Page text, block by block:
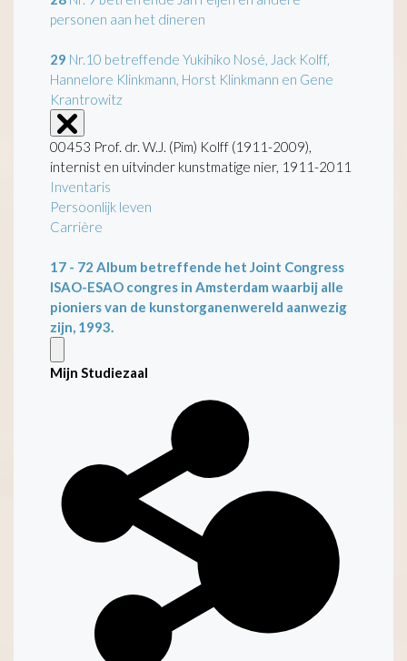
personen aan het dineren
29 Nr.10 betreffende Yukihiko Nosé, Jack Kolff,
Hannelore Klinkmann, Horst Klinkmann en Gene
Krantrowitz
00453 Prof. dr. W.J. (Pim) Kolff (1911-2009),
internist en uitvinder kunstmatige nier, 1911-2011
Inventaris
Persoonlijk leven
Carrière
17 - 72 Album betreffende het Joint Congress
ISAO-ESAO congres in Amsterdam waarbij alle
pioniers van de kunstorganenwereld aanwezig
zijn, 1993.
Mijn Studiezaal